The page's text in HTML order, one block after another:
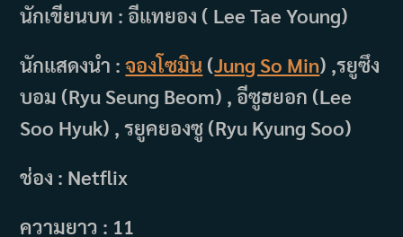
นักเขียนบท : อีแทยอง ( Lee Tae Young)
นักแสดงนำ :จองโซมิน (Jung So Min) ,รยูซึง
บอม (Ryu Seung Beom) , อีซูฮยอก (Lee
Soo Hyuk) , รยูคยองซู (Ryu Kyung Soo)
ช่อง : Netflix
ความยาว : 11